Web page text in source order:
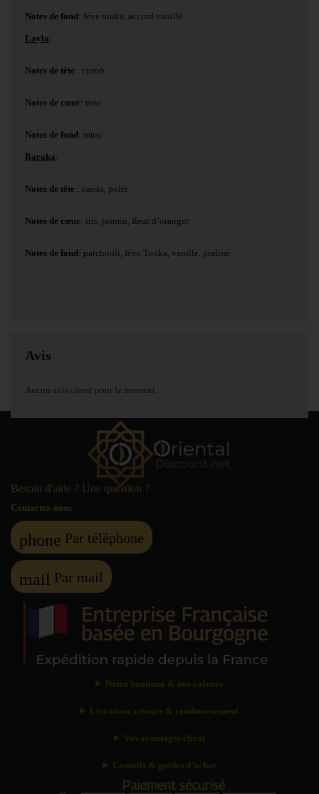
Notes de fond: fève tonka, accord vanillé
Layla:
Notes de tête : citron
Notes de cœur: rose
Notes de fond: musc
Baraka:
Notes de tête : cassis, poire
Notes de cœur: iris, jasmin, fleur d’oranger
Notes de fond: patchouli, fève Tonka, vanille, praline
Avis
Aucun avis client pour le moment.
Besoin d'aide ? Une question ?
Contactez-nous
phone Par téléphone
mail Par mail
Notre boutique & nos valeurs
Livraison, retours & remboursement
Vos avantages client
Conseils & guides d’achat